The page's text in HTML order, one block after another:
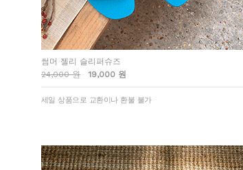
썸머 젤리 슬리퍼슈즈
24,000 원
19,000 원
세일 상품으로 교환이나 환불 불가